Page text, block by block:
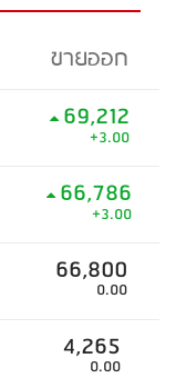
ขายออก
69,212
+3.00
66,786
+3.00
66,800
0.00
4,265
0.00